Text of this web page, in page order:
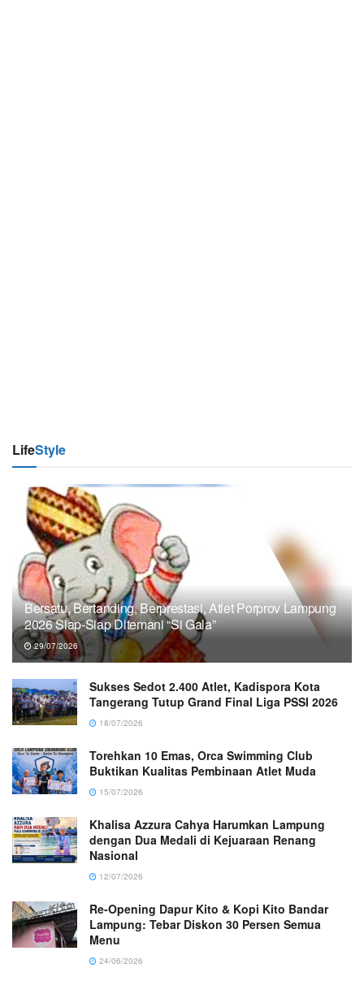
LifeStyle
Bersatu, Bertanding, Berprestasi, Atlet Porprov Lampung
2026 Siap-Siap Ditemani “Si Gala”
29/07/2026
Sukses Sedot 2.400 Atlet, Kadispora Kota
Tangerang Tutup Grand Final Liga PSSI 2026
18/07/2026
Torehkan 10 Emas, Orca Swimming Club
Buktikan Kualitas Pembinaan Atlet Muda
15/07/2026
Khalisa Azzura Cahya Harumkan Lampung
dengan Dua Medali di Kejuaraan Renang
Nasional
12/07/2026
Re-Opening Dapur Kito & Kopi Kito Bandar
Lampung: Tebar Diskon 30 Persen Semua
Menu
24/06/2026